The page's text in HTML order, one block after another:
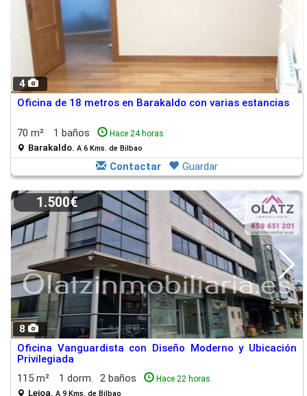
4
Oficina de 18 metros en Barakaldo con varias estancias
70 m² 1 baños Hace 24 horas
Barakaldo. A 6 Kms. de Bilbao
Contactar Guardar
8
1.500€
Oficina Vanguardista con Diseño Moderno y Ubicación
Privilegiada
115 m²
1 dorm. 2 baños Hace 22 horas
Leioa. A 9 Kms. de Bilbao